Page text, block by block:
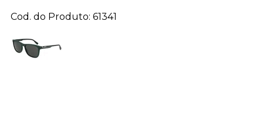
Cod. do Produto: 61341